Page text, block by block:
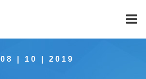
08 | 10 | 2019